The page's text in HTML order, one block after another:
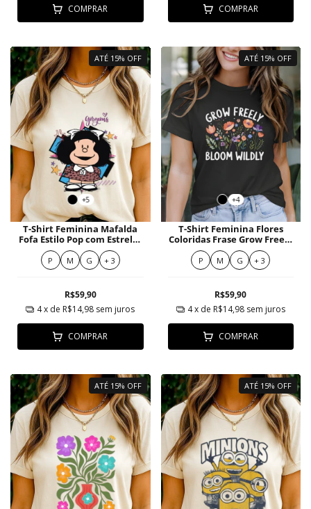
COMPRAR COMPRAR
ATÉ 15% OFF
+5
T-Shirt Feminina Mafalda
Fofa Estilo Pop com Estrelas
Coloridas
P M G + 3
R$59,90
4x de R$14,98 sem juros
COMPRAR
ATÉ 15% OFF
+4
T-Shirt Feminina Flores
Coloridas Frase Grow Freely
Bloom Wildly
P M G + 3
R$59,90
4x de R$14,98 sem juros
COMPRAR
ATÉ 15% OFF ATÉ 15% OFF